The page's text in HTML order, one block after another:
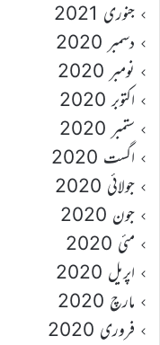
جنوری 2021
دسمبر 2020
نومبر 2020
اکتوبر 2020
ستمبر 2020
اگست 2020
جولائی 2020
جون 2020
مئی 2020
اپریل 2020
مارچ 2020
فروری 2020